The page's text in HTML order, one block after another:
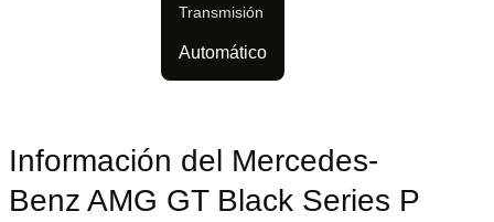
Transmisión
Automático
Información del Mercedes-
Benz AMG GT Black Series P